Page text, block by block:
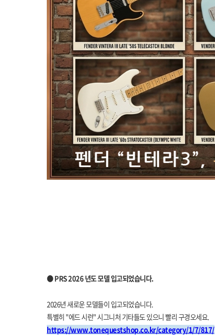
● PRS 2026 년도 모델 입고되었습니다.
2026년 새로운 모델들이 입고되었습니다.
특별히 "에드 시런" 시그니처 기타들도 있으니 빨리 구경오세요.
https://www.tonequestshop.co.kr/category/1/7/817/